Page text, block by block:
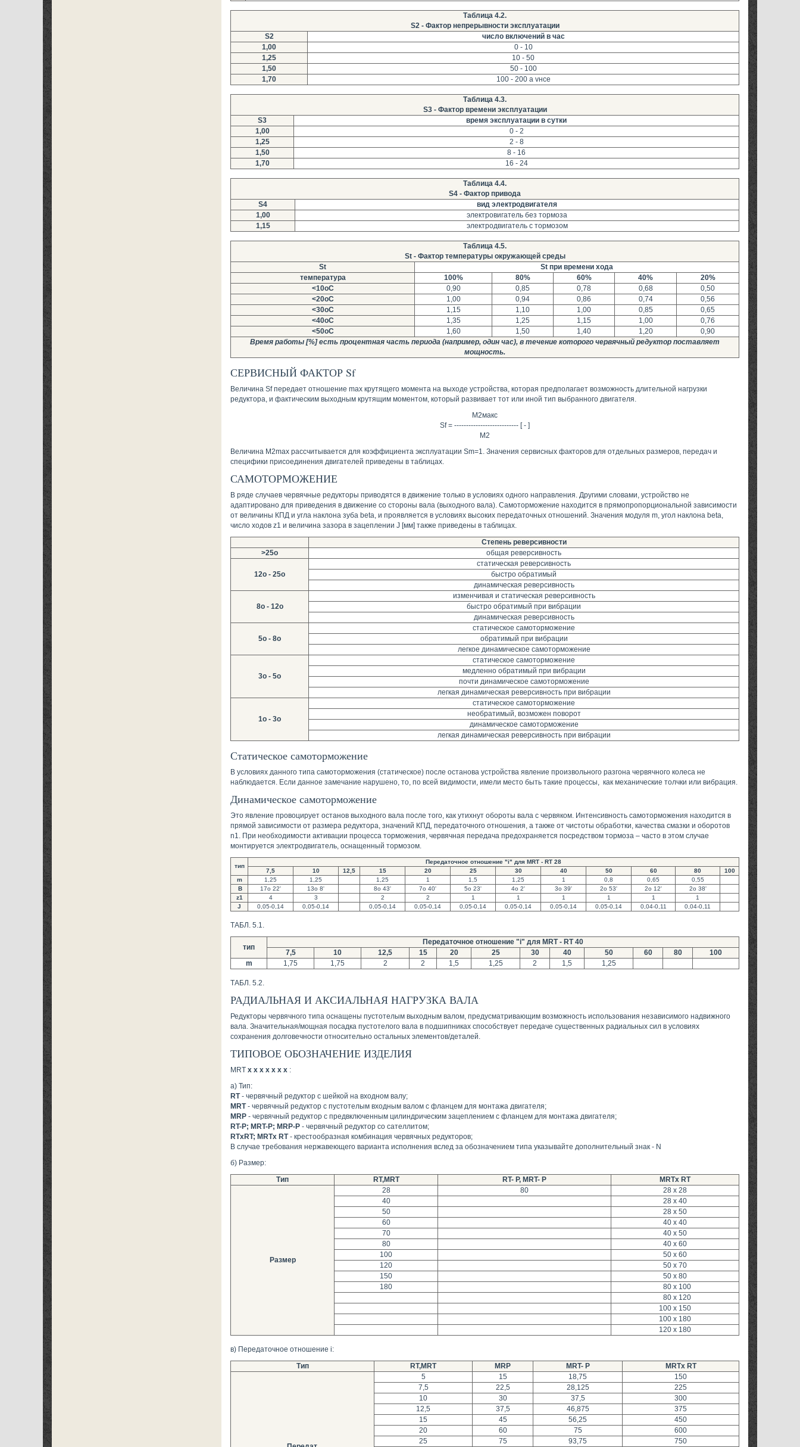
Таблица 4.2.
S2 - Фактор непрерывности эксплуатации
S2
число включений в час
1,00
0 - 10
1,25
10 - 50
1,50
50 - 100
1,70
100 - 200 a vнce
Таблица 4.3.
S3 - Фактор времени эксплуатации
S3
время эксплуатации в сутки
1,00
0 - 2
1,25
2 - 8
1,50
8 - 16
1,70
16 - 24
Таблица 4.4.
S4 - Фактор привода
S4
вид электродвигателя
1,00
электровигатель без тормоза
1,15
электродвигатель с тормозом
Таблица 4.5.
St - Фактор температуры окружающей среды
St
St при времени хода
температура
100% 80% 60% 40%
20%
<10oC
0,90 0,85 0,78 0,68
0,50
<20oC
1,00 0,94 0,86 0,74
0,56
<30oC
1,15 1,10 1,00 0,85
0,65
<40oC
1,35 1,25 1,15 1,00
0,76
<50oC
1,60 1,50 1,40 1,20
0,90
Время работы [%] есть процентная часть периода (например, один час), в течение которого червячный редуктор поставляет
мощность.
СЕРВИСНЫЙ ФАКТОР Sf
Величина Sf передает отношение max крутящего момента на выходе устройства, которая предполагает возможность длительной нагрузки
редуктора, и фактическим выходным крутящим моментом, который развивает тот или иной тип выбранного двигателя.
M2макс
Sf = --------------------------- [ - ]
M2
Величина М2max рассчитывается для коэффициента эксплуатации Sm=1. Значения сервисных факторов для отдельных размеров, передач и
специфики присоединения двигателей приведены в таблицах.
САМОТОРМОЖЕНИЕ
В ряде случаев червячные редукторы приводятся в движение только в условиях одного направления. Другими словами, устройство не
адаптировано для приведения в движение со стороны вала (выходного вала). Самоторможение находится в прямопропорциональной зависимости
от величины КПД и угла наклона зуба beta, и проявляется в условиях высоких передаточных отношений. Значения модуля m, угол наклона beta,
число ходов z1 и величина зазора в зацеплении J [мм] также приведены в таблицах.
Степень реверсивности
>25o
общая реверсивность
12o - 25o
статическая реверсивность
быстро обратимый
динамическая реверсивность
8o - 12o
изменчивая и статическая реверсивность
быстро обратимый при вибрации
динамическая реверсивность
5o - 8o
статическое самоторможение
oбратимый при вибрации
легкое динамическое самоторможение
3o - 5o
статическое самоторможение
медленно обратимый при вибрации
почти динамическое самоторможение
легкая динамическая реверсивность при вибрации
1o - 3o
статическое самоторможение
необратимый, возможен поворот
динамическое самоторможение
легкая динамическая реверсивность при вибрации
Статическое самоторможение
В условиях данного типа самоторможения (статическое) после останова устройства явление произвольного разгона червячного колеса не
наблюдается. Если данное замечание нарушено, то, по всей видимости, имели место быть такие процессы, как механические толчки или вибрация.
Динамическое самоторможение
Это явление провоцирует останов выходного вала после того, как утихнут обороты вала с червяком. Интенсивность самоторможения находится в
прямой зависимости от размера редуктора, значений КПД, передаточного отношения, а также от чистоты обработки, качества смазки и оборотов
n1. При необходимости активации процесса торможения, червячная передача предохраняется посредством тормоза – часто в этом случае
монтируется электродвигатель, оснащенный тормозом.
тип
Передаточное отношение "i" для MRT - RT 28
7,5
10 12,5 15 20 25 30 40 50 60 80
100
m
1,25 1,25 1,25 1 1,5 1,25 1 0,8 0,65
0,55
В
17o 22' 13o 8' 8o 43' 7o 40' 5o 23' 4o 2' 3o 39' 2o 53' 2o 12'
2o 38'
z1
4 3 2 2 1 1 1 1 1
1
J
0,05-0,14 0,05-0,14 0,05-0,14 0,05-0,14 0,05-0,14 0,05-0,14 0,05-0,14 0,05-0,14 0,04-0,11 0,04-0,11
ТАБЛ. 5.1.
тип
Передаточное отношение "i" для MRT - RT 40
7,5
10 12,5 15 20 25 30 40 50 60 80
100
m
1,75 1,75 2 2 1,5 1,25 2 1,5 1,25
ТАБЛ. 5.2.
РАДИАЛЬНАЯ И АКСИАЛЬНАЯ НАГРУЗКА ВАЛА
Редукторы червячного типа оснащены пустотелым выходным валом, предусматривающим возможность использования независимого надвижного
вала. Значительная/мощная посадка пустотелого вала в подшипниках способствует передаче существенных радиальных сил в условиях
сохранения долговечности относительно остальных элементов/деталей.
ТИПОВОЕ ОБОЗНАЧЕНИЕ ИЗДЕЛИЯ
MRT x x x x x x x :
а) Тип:
RT- червячный редуктор с шейкой на входном валу;
MRT- червячный редуктор с пустотелым входным валом с фланцем для монтажа двигателя;
MRP - червячный редуктор с предвключенным цилиндрическим зацеплением с фланцем для монтажа двигателя;
RT-P; MRT-P; MRP-P - червячный редуктор со сателлитом;
RTxRT; MRTx RT- крестообразная комбинация червячных редукторов;
В случае требования нержавеющего варианта исполнения вслед за обозначением типа указывайте дополнительный знак - N
б) Размер:
Тип
RT,MRT RT- P, MRT- P MRTx RT
Размер
28 80
28 x 28
40
28 x 40
50
28 x 50
60
40 x 40
70
40 x 50
80
40 x 60
100
50 x 60
120
50 x 70
150
50 x 80
180
80 x 100
80 x 120
100 x 150
100 x 180
120 x 180
в) Передаточное отношение i:
Тип
RT,MRT MRP MRT- P MRTx RT
5 15 18,75
150
7,5
22,5 28,125
225
10
30 37,5
300
12,5
37,5 46,875
375
15
45 56,25
450
20
60 75
600
25
75 93,75 750